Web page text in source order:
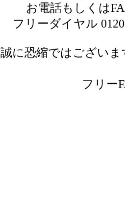
お電話もしくは
フリーダイヤル
誠に恐縮ではござい
フリー